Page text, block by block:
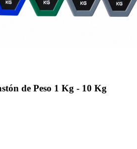
de Peso 1 Kg - 10 Kg